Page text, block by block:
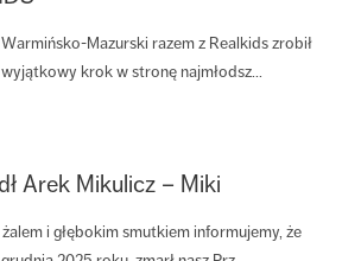
Mazurski razem z Realkids zrobił
krok w stronę najmłodsz...
Arek Mikulicz – Miki
i głębokim smutkiem informujemy, że